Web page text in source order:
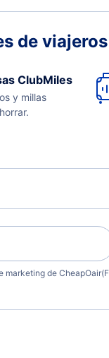
de viajeros
ClubMiles
y millas
de